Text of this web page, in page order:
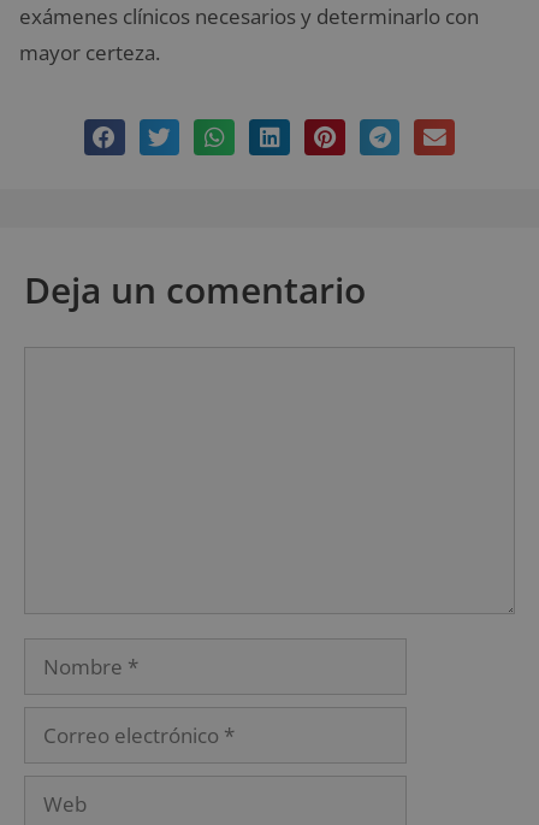
exámenes clínicos necesarios y determinarlo con
mayor certeza.
Deja un comentario